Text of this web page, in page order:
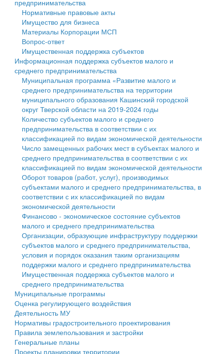
Государственные услуги
Промышленность и АПК
Экономика и бизнес
...
Символика
Устав
Гостям округа
Туризм
Культура
Образование
Здравоохранение
Социальная защита
Фотоальбом
муниципального округа Тверской области
Администрация Кашинского муниципального округа
Тверской области
Управление сельскими территориями
Открытые данные
Работа с обращениями граждан
Муниципальный контроль
Муниципальные услуги
Проекты административных регламентов
Антимонопольный комплаенс
Противодействие коррупции
Финансовое управление
Бюджет для граждан
Имущество
Выявление правообладателей ранее учтенных
объектов недвижимости
Имущественная поддержка субъектов малого и
среднего предпринимательства
Информационная поддержка субъектов малого и
среднего предпринимательства
Муниципальные программы
Контрольно-счетная палата
Персональные данные
Оценка регулирующего воздействия
Деятельность МУ
Нормативы градостроительного проектирования
Правила землепользования и застройки
Генеральные планы
Проекты планировки территории
предпринимательства
Нормативные правовые акты
Имущество для бизнеса
Материалы Корпорации МСП
Вопрос-ответ
Имущественная поддержка субъектов
Информационная поддержка субъектов малого и
среднего предпринимательства
Муниципальная программа «Развитие малого и
среднего предпринимательства на территории
муниципального образования Кашинский городской
округ Тверской области на 2019-2024 годы
Количество субъектов малого и среднего
предпринимательства в соответствии с их
классификацией по видам экономической деятельности
Число замещенных рабочих мест в субъектах малого и
среднего предпринимательства в соответствии с их
классификацией по видам экономической деятельности
Оборот товаров (работ, услуг), производимых
субъектами малого и среднего предпринимательства, в
соответствии с их классификацией по видам
экономической деятельности
Финансово - экономическое состояние субъектов
малого и среднего предпринимательства
Организации, образующие инфраструктуру поддержки
субъектов малого и среднего предпринимательства,
условия и порядок оказания таким организациям
поддержки малого и среднего предпринимательства
Имущественная поддержка субъектов малого и
среднего предпринимательства
Муниципальные программы
Оценка регулирующего воздействия
Деятельность МУ
Нормативы градостроительного проектирования
Правила землепользования и застройки
Генеральные планы
Проекты планировки территории